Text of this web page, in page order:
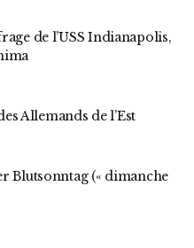
de l’USS Indianapolis,
Allemands de l’Est
Blutsonntag (« dimanche